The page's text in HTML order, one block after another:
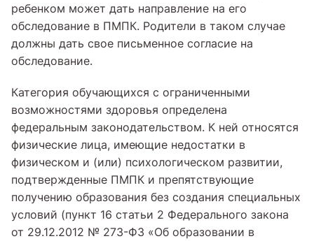
ребенком может дать направление на его
обследование в ПМПК. Родители в таком случае
должны дать свое письменное согласие на
обследование.
Категория обучающихся с ограниченными
возможностями здоровья определена
федеральным законодательством. К ней относятся
физические лица, имеющие недостатки в
физическом и (или) психологическом развитии,
подтвержденные ПМПК и препятствующие
получению образования без создания специальных
условий (пункт 16 статьи 2 Федерального закона
от 29.12.2012 № 273-ФЗ «Об образовании в